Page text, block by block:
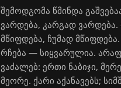
შემოდგომა წმინდა
ვარდება, კარგად ვარდება.
მწიფდება, ჩუმად
რჩება — სიყვარულია.
ვაძალებ: ერთი ნაბიჯი, მერე
მეორე. ქარი აქანავებს;